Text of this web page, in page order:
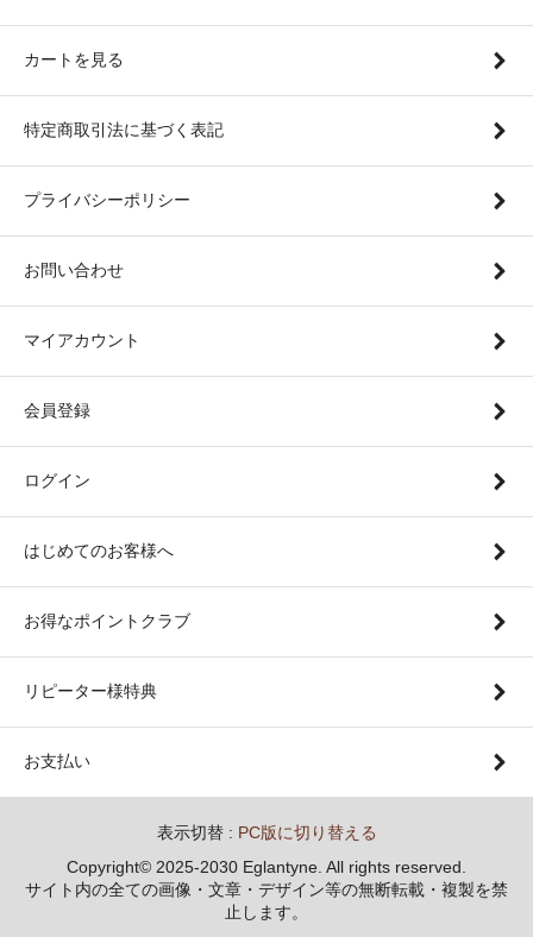
カートを見る
特定商取引法に基づく表記
プライバシーポリシー
お問い合わせ
マイアカウント
会員登録
ログイン
はじめてのお客様へ
お得なポイントクラブ
リピーター様特典
お支払い
表示切替 : PC版に切り替える
Copyright© 2025-2030 Eglantyne. All rights reserved.
サイト内の全ての画像・文章・デザイン等の無断転載・複製を禁
止します。